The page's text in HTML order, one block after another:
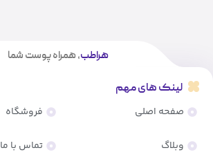
هراطب، همراه پوست شما
لینک های مهم
صفحه اصلی
وبلاگ
فروشگاه
تماس با ما